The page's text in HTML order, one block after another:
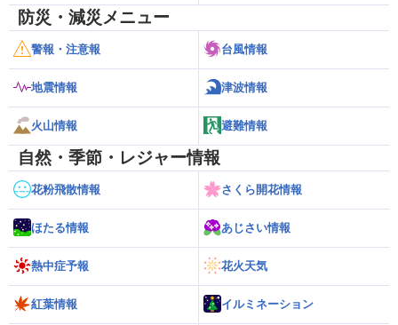
防災・減災メニュー
警報・注意報 台風情報
地震情報 津波情報
火山情報 避難情報
自然・季節・レジャー情報
花粉飛散情報 さくら開花情報
ほたる情報 あじさい情報
熱中症予報 花火天気
紅葉情報 イルミネーション